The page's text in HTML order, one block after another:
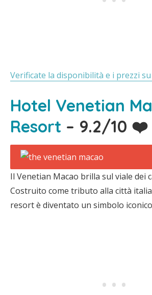
Verificate la disponibilità e i prezzi
Hotel Venetian
Resort – 9.2/10 ❤️
Il Venetian Macao brilla sul viale dei
Costruito come tributo alla città
resort è diventato un simbolo